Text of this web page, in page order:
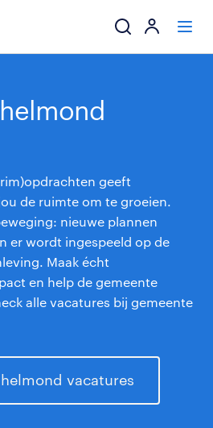
ik zoek een
mijn carrière
over randstad
geeft
de ruimte om te groeien.
nieuwe plannen
er wordt ingespeeld op de
Maak écht
en help de gemeente
alle vacatures bij gemeente
vacatures